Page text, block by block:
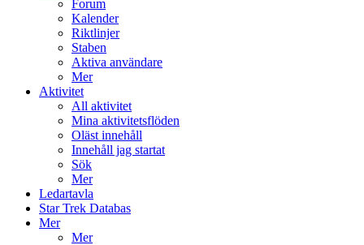
Forum
Kalender
Riktlinjer
Staben
Aktiva användare
Mer
Aktivitet
All aktivitet
Mina aktivitetsflöden
Oläst innehåll
Innehåll jag startat
Sök
Mer
Ledartavla
Star Trek Databas
Mer
Mer